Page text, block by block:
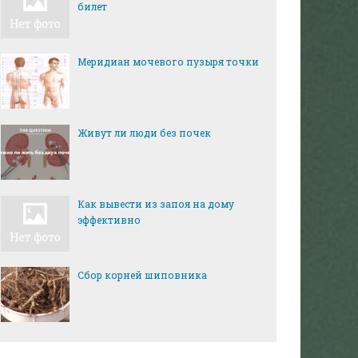
билет
Меридиан мочевого пузыря точки
Живут ли люди без почек
Как вывести из запоя на дому
эффективно
Сбор корней шиповника